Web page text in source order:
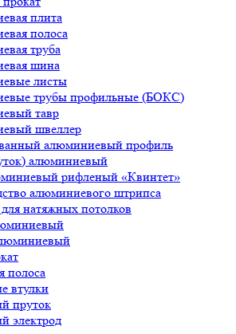
плита
полоса
труба
шина
листы
трубы профильные (БОКС)
тавр
швеллер
алюминиевый профиль
алюминиевый
рифленый «Квинтет»
алюминиевого штрипса
натяжных потолков
полоса
втулки
пруток
электрод